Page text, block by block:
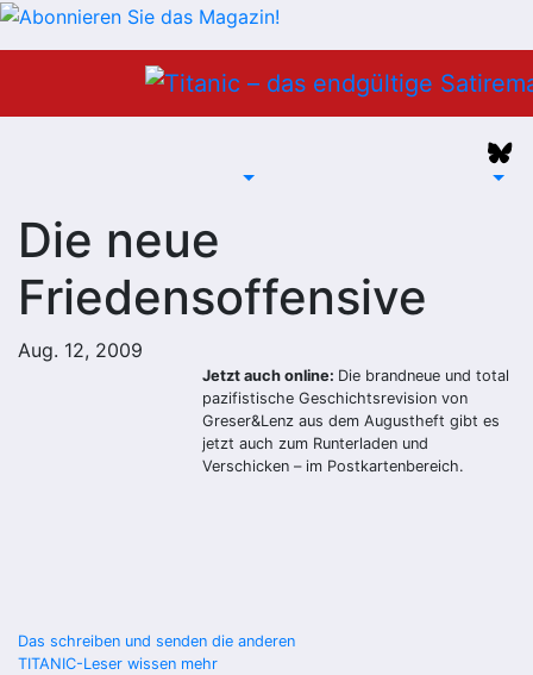
Die neue
Friedensoffensive
Aug. 12, 2009
Jetzt auch online: Die brandneue und total
pazifistische Geschichtsrevision von
Greser&Lenz aus dem Augustheft gibt es
jetzt auch zum Runterladen und
Verschicken – im Postkartenbereich.
Beitragsnavigation
Das schreiben und senden die anderen
TITANIC-Leser wissen mehr